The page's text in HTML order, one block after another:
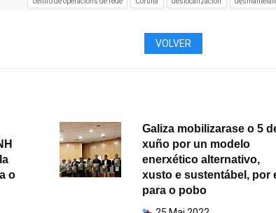
VOLVER
o
Galiza mobilizarase o 5
xuño por un modelo
enerxético alternativo,
xusto e sustentábel, por
para o pobo